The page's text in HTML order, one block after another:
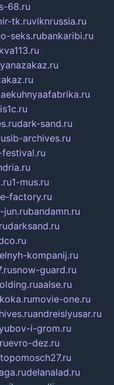
68.ru
tk.ruvlknrussia.ru
seks.rubankaribi.ru
dark-sand.ru
sib-archives.ru
1-mus.ru
factory.ru
jun.rubandamn.ru
darksand.ru
kompanij.ru
snow-guard.ru
aalse.ru
movie-one.ru
andreislyusar.ru
i-grom.ru
evro-dez.ru
delanalad.ru